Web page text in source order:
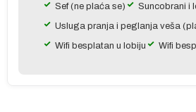
Sef (ne plaća se)
Suncobrani i
Usluga pranja i peglanja veša
Wifi besplatan u lobiju
Wifi